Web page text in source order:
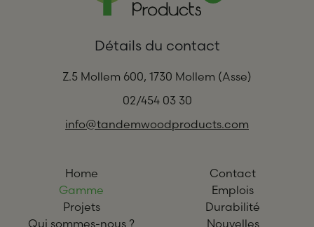
Détails du contact
Z.5 Mollem 600, 1730 Mollem (Asse)
02/454 03 30
info@tandemwoodproducts.com
Home
Gamme
Projets
Qui sommes-nous ?
Contact
Emplois
Durabilité
Nouvelles